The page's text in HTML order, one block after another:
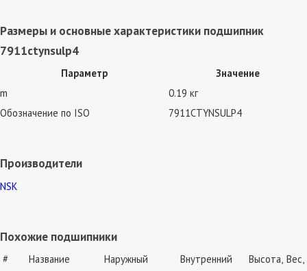
Размеры и основные характеристики подшипник
7911ctynsulp4
Параметр
Значение
m
0.19 кг
Обозначение по ISO
7911CTYNSULP4
Производители
NSK
Похожие подшипники
# Название
Наружный
Внутренний
Высота, Вес,